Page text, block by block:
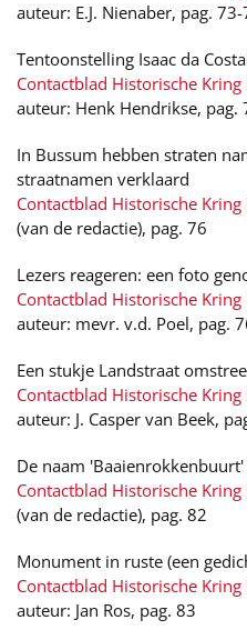
auteur: E.J. Nienaber, pag. 73-
Tentoonstelling Isaac da
Contactblad Historische
auteur: Henk Hendrikse, pag.
In Bussum hebben straten
straatnamen verklaard
Contactblad Historische
(van de redactie), pag. 76
Lezers reageren: een foto
Contactblad Historische
auteur: mevr. v.d. Poel, pag.
Een stukje Landstraat
Contactblad Historische
auteur: J. Casper van Beek,
De naam 'Baaienrokkenbuurt'
Contactblad Historische
(van de redactie), pag. 82
Monument in ruste (een
Contactblad Historische
auteur: Jan Ros, pag. 83